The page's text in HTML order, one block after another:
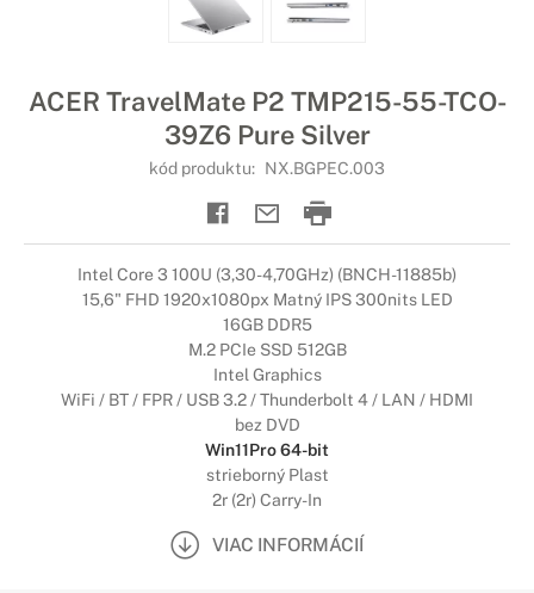
ACER TravelMate P2 TMP215-55-TCO-
39Z6 Pure Silver
kód produktu: NX.BGPEC.003
Intel Core 3 100U (3,30-4,70GHz) (BNCH-11885b)
15,6" FHD 1920x1080px Matný IPS 300nits LED
16GB DDR5
M.2 PCIe SSD 512GB
Intel Graphics
WiFi / BT / FPR / USB 3.2 / Thunderbolt 4 / LAN / HDMI
bez DVD
Win11Pro 64-bit
strieborný Plast
2r (2r) Carry-In
VIAC INFORMÁCIÍ